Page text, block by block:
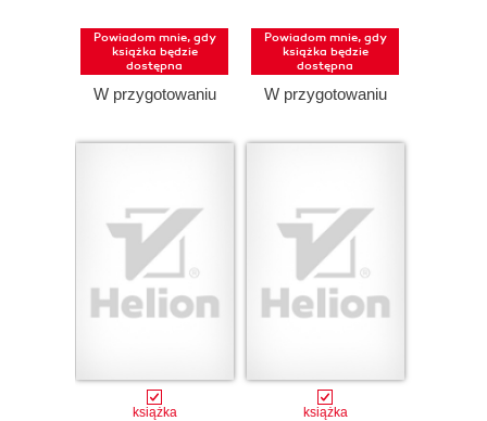
Powiadom mnie, gdy
książka będzie
dostępna
W przygotowaniu
agentowych
Powiadom mnie, gdy
książka będzie
dostępna
W przygotowaniu
książka książka